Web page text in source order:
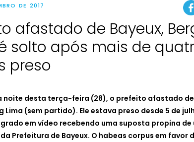
DE 2017
afastado de Bayeux,
solto após mais de
preso
noite desta terça-feira (28), o prefeito afastado de
Lima (sem partido). Ele estava preso desde 5 de
em vídeo recebendo uma suposta propina de
Prefeitura de Bayeux. O habeas corpus em favor